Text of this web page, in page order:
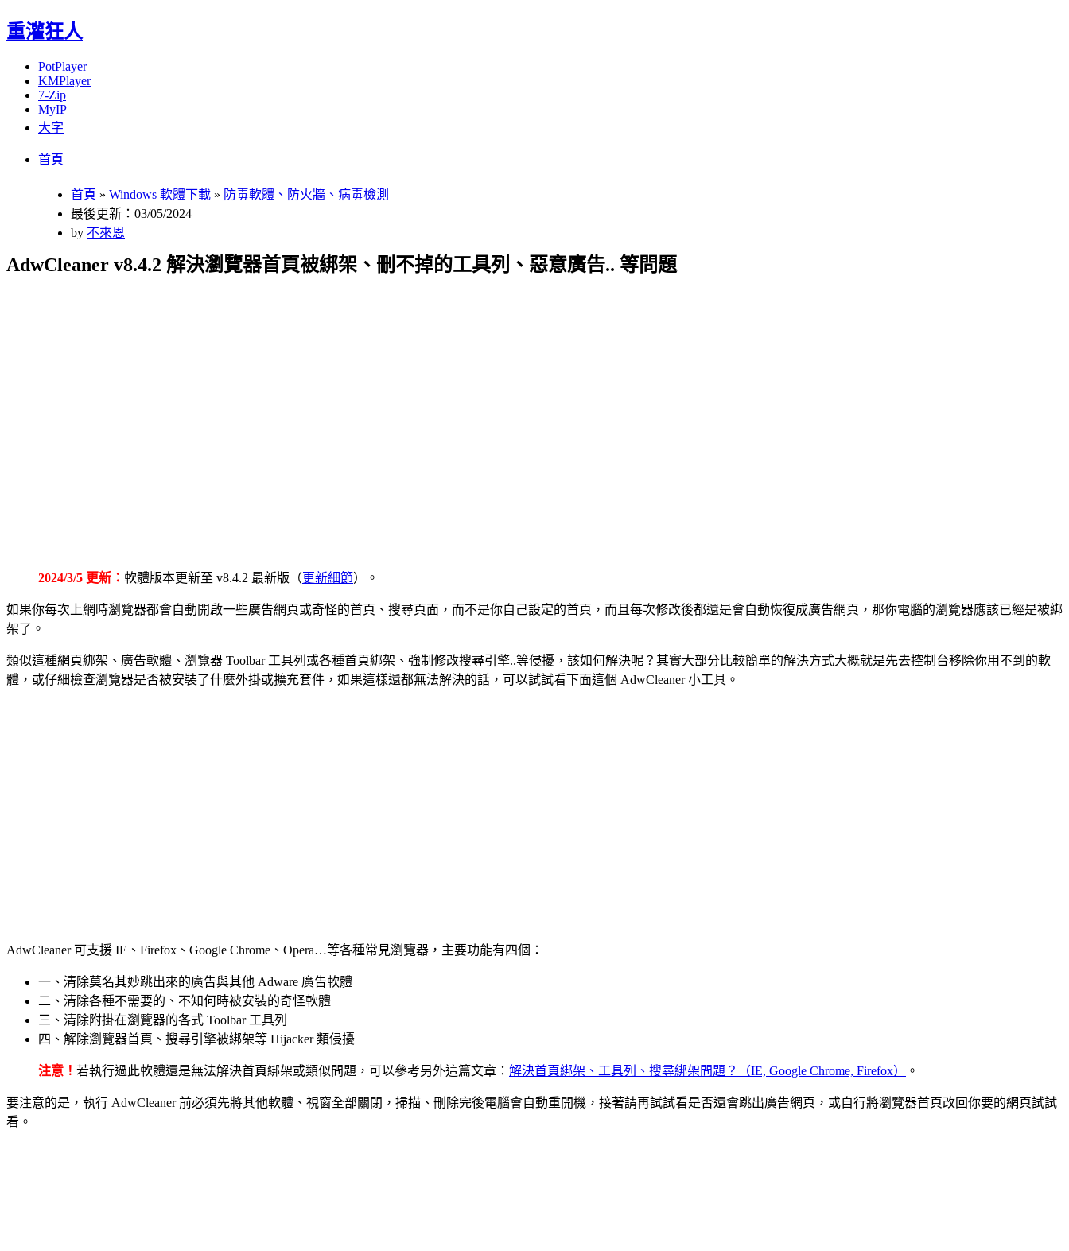
重灌狂人
PotPlayer
KMPlayer
7-Zip
MyIP
大字
首頁
首頁 » Windows 軟體下載 » 防毒軟體、防火牆、病毒檢測
最後更新：03/05/2024
by 不來恩
AdwCleaner v8.4.2 解決瀏覽器首頁被綁架、刪不掉的工具列、惡意廣告.. 等問題
2024/3/5 更新： 軟體版本更新至 v8.4.2 最新版（更新細節）。
如果你每次上網時瀏覽器都會自動開啟一些廣告網頁或奇怪的首頁、搜尋頁面，而不是你自己設定的首頁，而且每次修改後都還是會自動恢復成廣告網頁，那你電腦的瀏覽器應該已經是被綁
架了。
類似這種網頁綁架、廣告軟體、瀏覽器 Toolbar 工具列或各種首頁綁架、強制修改搜尋引擎..等侵擾，該如何解決呢？其實大部分比較簡單的解決方式大概就是先去控制台移除你用不到的軟
體，或仔細檢查瀏覽器是否被安裝了什麼外掛或擴充套件，如果這樣還都無法解決的話，可以試試看下面這個 AdwCleaner 小工具。
AdwCleaner 可支援 IE、Firefox、Google Chrome、Opera…等各種常見瀏覽器，主要功能有四個：
一、清除莫名其妙跳出來的廣告與其他 Adware 廣告軟體
二、清除各種不需要的、不知何時被安裝的奇怪軟體
三、清除附掛在瀏覽器的各式 Toolbar 工具列
四、解除瀏覽器首頁、搜尋引擎被綁架等 Hijacker 類侵擾
注意！ 若執行過此軟體還是無法解決首頁綁架或類似問題，可以參考另外這篇文章： 解決首頁綁架、工具列、搜尋綁架問題？（IE, Google Chrome, Firefox） 。
要注意的是，執行 AdwCleaner 前必須先將其他軟體、視窗全部關閉，掃描、刪除完後電腦會自動重開機，接著請再試試看是否還會跳出廣告網頁，或自行將瀏覽器首頁改回你要的網頁試試
看。